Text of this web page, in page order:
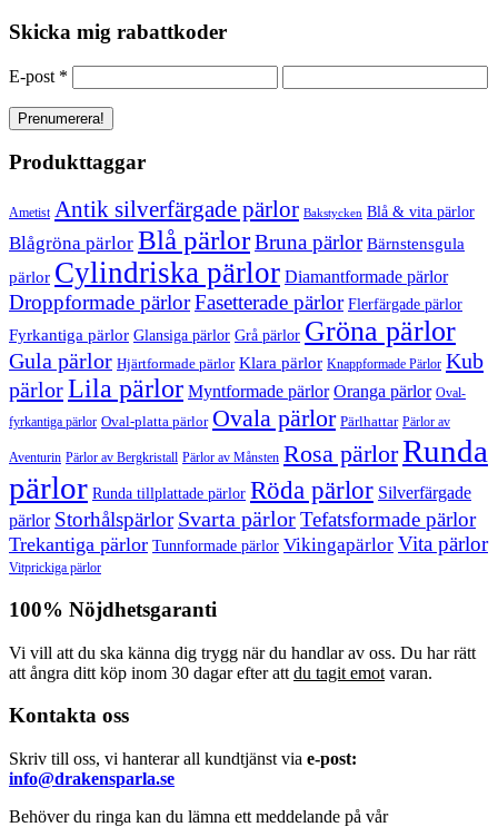
Skicka mig rabattkoder
E-post *
Produkttaggar
Ametist Antik silverfärgade pärlor Bakstycken Blå & vita pärlor
Blågröna pärlor Blå pärlorBruna pärlor Bärnstensgula
pärlor Cylindriska pärlor Diamantformade pärlor
Droppformade pärlorFasetterade pärlor Flerfärgade pärlor
Fyrkantiga pärlor Glansiga pärlor Grå pärlor Gröna pärlor
Gula pärlor Hjärtformade pärlor Klara pärlor Knappformade Pärlor Kub
pärlorLila pärlor Myntformade pärlor Oranga pärlor Oval-
fyrkantiga pärlor Oval-platta pärlor Ovala pärlor Pärlhattar Pärlor av
Aventurin Pärlor av Bergkristall Pärlor av Månsten Rosa pärlorRunda
pärlor Runda tillplattade pärlor Röda pärlor Silverfärgade
pärlor Storhålspärlor Svarta pärlorTefatsformade pärlor
Trekantiga pärlor Tunnformade pärlor Vikingapärlor Vita pärlor
Vitprickiga pärlor
100% Nöjdhetsgaranti
Vi vill att du ska känna dig trygg när du handlar av oss. Du har rätt
att ångra ditt köp inom 30 dagar efter att du tagit emot varan.
Kontakta oss
Skriv till oss, vi hanterar all kundtjänst via e-post:
info@drakensparla.se
Behöver du ringa kan du lämna ett meddelande på vår